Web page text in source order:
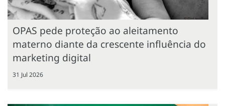
OPAS pede proteção ao aleitamento
materno diante da crescente influência do
marketing digital
31 Jul 2026